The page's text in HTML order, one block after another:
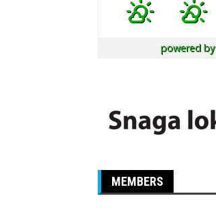
powered by
MEMBERS